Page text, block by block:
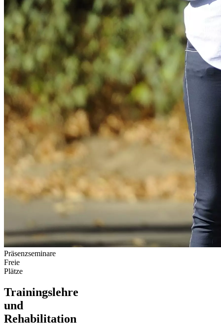
Präsenzseminare
Freie
Plätze
Trainingslehre
und
Rehabilitation